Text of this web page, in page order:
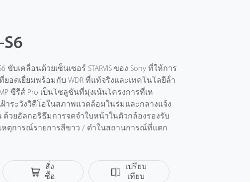
บเคลื่อนด้วยเซ็นเซอร์ STARVIS ของ Sony ที่ให้การ
ยอดเยี่ยมพร้อมกับ WDR ที่แท้จริงและเทคโนโลยีล้ํา
ซีรีส์ Pro เป็นโซลูชันที่มุ่งเน้นโครงการที่เห
าระวังวิดีโอในสภาพแวดล้อมในร่มและกลางแจ้ง
ด้วยอัลกอริธึมการจดจําใบหน้าในตัวกล้องรองรับ
หตุการณ์รายการสีขาว / ดําในสถานการณ์ที่แตก
วัฒนาการของ H.264 แบบดั้งเดิม ประกอบด้วยชุด
แบบไดนามิกการลดสัญญาณรบกวน 2D &3D
สั่ง
ซื้อ
เปรียบ
เทียบ